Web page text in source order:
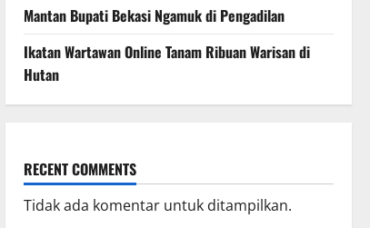
Mantan Bupati Bekasi Ngamuk di Pengadilan
Ikatan Wartawan Online Tanam Ribuan Warisan di
Hutan
RECENT COMMENTS
Tidak ada komentar untuk ditampilkan.